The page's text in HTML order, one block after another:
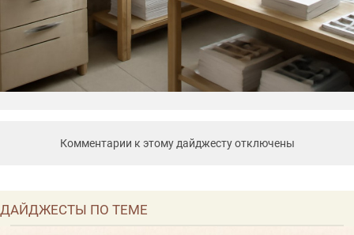
Комментарии к этому дайджесту отключены
ДАЙДЖЕСТЫ ПО ТЕМЕ